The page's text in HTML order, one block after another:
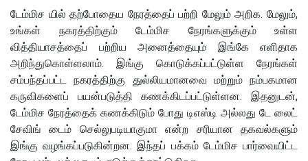
டேம்மிச யில் தற்போதைய நேரத்தைப் பற்றி மேலும் அறிக. மேலும்,
உங்கள் நகரத்திற்கும் டேம்மிச நேரங்களுக்கும் உள்ள
வித்தியாசத்தைப் பற்றிய அனைத்தையும் இங்கே எளிதாக
அறிந்துகொள்ளலாம். இங்கு கொடுக்கப்பட்டுள்ள நேரங்கள்
சம்பந்தப்பட்ட நகரத்திற்கு துல்லியமானவை மற்றும் நம்பகமான
கருவிகளைப் பயன்படுத்தி கணக்கிடப்பட்டுள்ளன. இதனுடன்,
டேம்மிச நேரத்தைக் கணக்கிடும் போது டிஎஸ்டி அல்லது டே லைட்
சேவிங் டைம் செல்லுபடியாகுமா என்ற சரியான தகவல்களும்
இங்கு வழங்கப்படுகின்றன. இந்தப் பக்கம் டேம்மிச பார்வையிட்ட